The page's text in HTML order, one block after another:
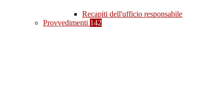
Recapiti dell'ufficio responsabile
Provvedimenti 142